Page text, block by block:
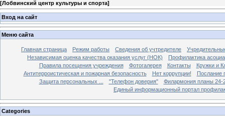
[Лобвинский центр культуры и спорта]
Вход на сайт
Меню сайта
Главная страница Режим работы Сведения об учтредителе
Независимая оценка качества оказания услуг (НОК)
Профилактика
Правила посещения учреждения
Фотогалерея Контакты
Кружки и
Антитерроистическая и пожарная безопасность
Нет коррупции!
Послание
Защита персональных ...
"Телефон доверия"
Филармония планы 24-
Единый информационный портал
Categories